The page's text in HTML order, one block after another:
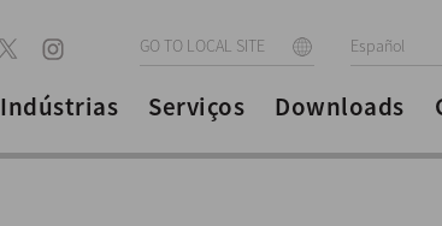
GO TO LOCAL SITE Español
Indústrias Serviços Downloads